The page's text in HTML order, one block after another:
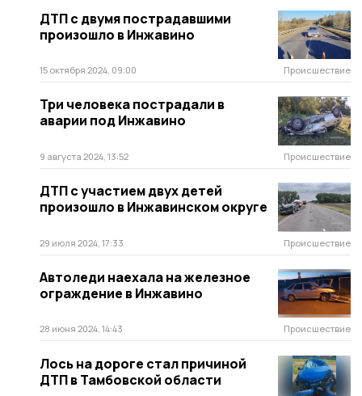
ДТП с двумя пострадавшими
произошло в Инжавино
15 октября 2024, 09:00 Происшествие
Три человека пострадали в
аварии под Инжавино
9 августа 2024, 13:52 Происшествие
ДТП с участием двух детей
произошло в Инжавинском округе
29 июля 2024, 17:33 Происшествие
Автоледи наехала на железное
ограждение в Инжавино
28 июня 2024, 14:43 Происшествие
Лось на дороге стал причиной
ДТП в Тамбовской области